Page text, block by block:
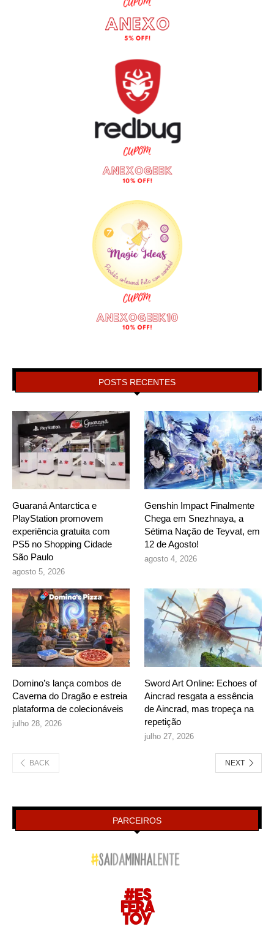
POSTS RECENTES
Guaraná Antarctica e
PlayStation promovem
experiência gratuita com
PS5 no Shopping Cidade
São Paulo
agosto 5, 2026
Genshin Impact Finalmente
Chega em Snezhnaya, a
Sétima Nação de Teyvat, em
12 de Agosto!
agosto 4, 2026
Domino’s lança combos de
Caverna do Dragão e estreia
plataforma de colecionáveis
julho 28, 2026
Sword Art Online: Echoes of
Aincrad resgata a essência
de Aincrad, mas tropeça na
repetição
julho 27, 2026
BACK NEXT
PARCEIROS